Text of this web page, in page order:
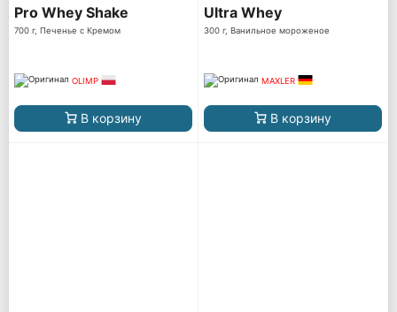
Pro Whey Shake
700 г, Печенье с Кремом
OLIMP
В корзину
Ultra Whey
300 г, Ванильное мороженое
MAXLER
В корзину